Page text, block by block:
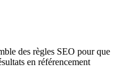
des règles SEO pour que
en référencement